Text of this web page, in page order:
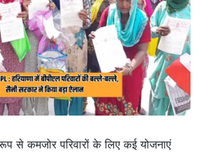
से कमजोर परिवारों के लिए कई योजनाएं